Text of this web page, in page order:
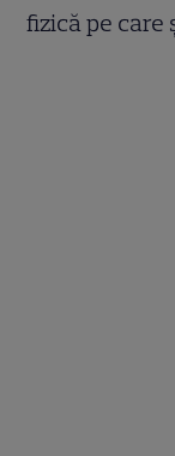
fizică pe